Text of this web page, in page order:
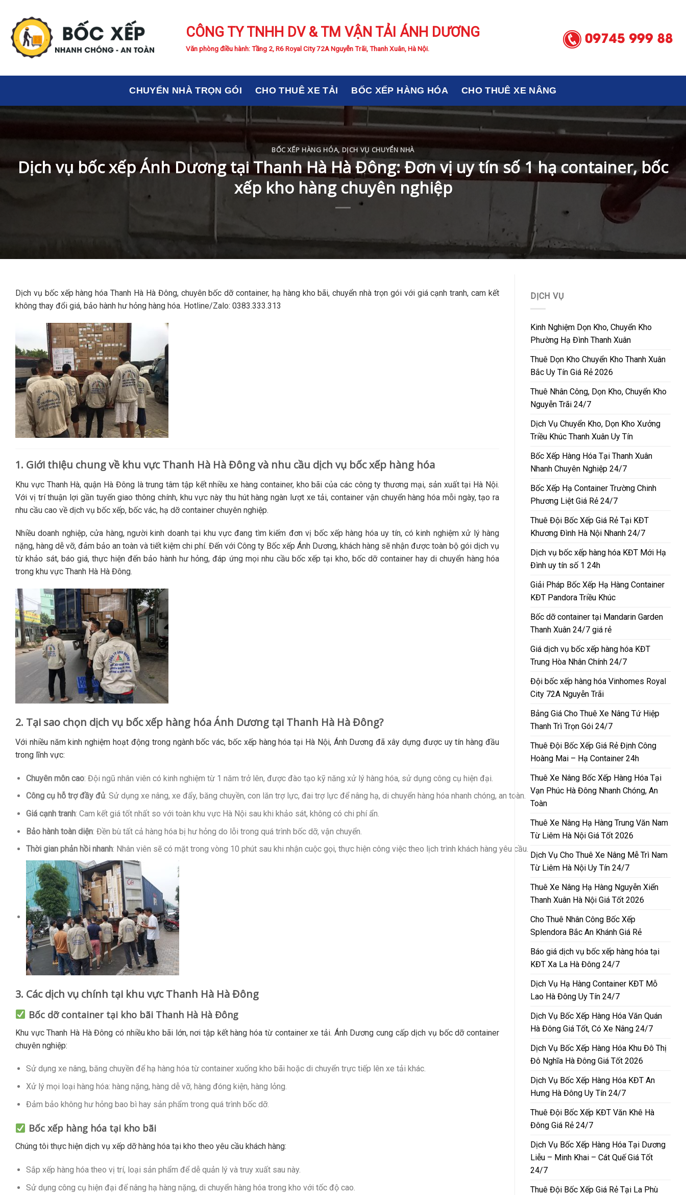
content
CÔNG TY TNHH DV & TM VẬN TẢI ÁNH DƯƠNG
Văn phòng điều hành: Tầng 2, R6 Royal City 72A Nguyễn Trãi, Thanh Xuân, Hà Nội.
CHUYỂN NHÀ TRỌN GÓI CHO THUÊ XE TẢI BỐC XẾP HÀNG HÓA CHO THUÊ XE NÂNG
BỐC XẾP HÀNG HÓA, DỊCH VỤ CHUYỂN NHÀ
Dịch vụ bốc xếp Ánh Dương tại Thanh Hà Hà Đông: Đơn vị uy tín số 1 hạ container, bốc
xếp kho hàng chuyên nghiệp
Dịch vụ bốc xếp hàng hóa Thanh Hà Hà Đông, chuyên bốc dỡ container, hạ hàng kho bãi, chuyển nhà trọn gói với giá cạnh tranh, cam kết
không thay đổi giá, bảo hành hư hỏng hàng hóa. Hotline/Zalo: 0383.333.313
1. Giới thiệu chung về khu vực Thanh Hà Hà Đông và nhu cầu dịch vụ bốc xếp hàng hóa
Khu vực Thanh Hà, quận Hà Đông là trung tâm tập kết nhiều xe hàng container, kho bãi của các công ty thương mại, sản xuất tại Hà Nội.
Với vị trí thuận lợi gần tuyến giao thông chính, khu vực này thu hút hàng ngàn lượt xe tải, container vận chuyển hàng hóa mỗi ngày, tạo ra
nhu cầu cao về dịch vụ bốc xếp, bốc vác, hạ dỡ container chuyên nghiệp.
Nhiều doanh nghiệp, cửa hàng, người kinh doanh tại khu vực đang tìm kiếm đơn vị bốc xếp hàng hóa uy tín, có kinh nghiệm xử lý hàng
nặng, hàng dễ vỡ, đảm bảo an toàn và tiết kiệm chi phí. Đến với Công ty Bốc xếp Ánh Dương, khách hàng sẽ nhận được toàn bộ gói dịch vụ
từ khảo sát, báo giá, thực hiện đến bảo hành hư hỏng, đáp ứng mọi nhu cầu bốc xếp tại kho, bốc dỡ container hay di chuyển hàng hóa
trong khu vực Thanh Hà Hà Đông.
2. Tại sao chọn dịch vụ bốc xếp hàng hóa Ánh Dương tại Thanh Hà Hà Đông?
Với nhiều năm kinh nghiệm hoạt động trong ngành bốc vác, bốc xếp hàng hóa tại Hà Nội, Ánh Dương đã xây dựng được uy tín hàng đầu
trong lĩnh vực:
Chuyên môn cao: Đội ngũ nhân viên có kinh nghiệm từ 1 năm trở lên, được đào tạo kỹ năng xử lý hàng hóa, sử dụng công cụ hiện đại.
Công cụ hỗ trợ đầy đủ: Sử dụng xe nâng, xe đẩy, băng chuyền, con lăn trợ lực, đai trợ lực để nâng hạ, di chuyển hàng hóa nhanh chóng, an toàn.
Giá cạnh tranh: Cam kết giá tốt nhất so với toàn khu vực Hà Nội sau khi khảo sát, không có chi phí ẩn.
Bảo hành toàn diện: Đền bù tất cả hàng hóa bị hư hỏng do lỗi trong quá trình bốc dỡ, vận chuyển.
Thời gian phản hồi nhanh: Nhân viên sẽ có mặt trong vòng 10 phút sau khi nhận cuộc gọi, thực hiện công việc theo lịch trình khách hàng yêu cầu.
3. Các dịch vụ chính tại khu vực Thanh Hà Hà Đông
Bốc dỡ container tại kho bãi Thanh Hà Hà Đông
Khu vực Thanh Hà Hà Đông có nhiều kho bãi lớn, nơi tập kết hàng hóa từ container xe tải. Ánh Dương cung cấp dịch vụ bốc dỡ container
chuyên nghiệp:
Sử dụng xe nâng, băng chuyền để hạ hàng hóa từ container xuống kho bãi hoặc di chuyển trực tiếp lên xe tải khác.
Xử lý mọi loại hàng hóa: hàng nặng, hàng dễ vỡ, hàng đóng kiện, hàng lỏng.
Đảm bảo không hư hỏng bao bì hay sản phẩm trong quá trình bốc dỡ.
Bốc xếp hàng hóa tại kho bãi
Chúng tôi thực hiện dịch vụ xếp dỡ hàng hóa tại kho theo yêu cầu khách hàng:
Sắp xếp hàng hóa theo vị trí, loại sản phẩm để dễ quản lý và truy xuất sau này.
Sử dụng công cụ hiện đại để nâng hạ hàng nặng, di chuyển hàng hóa trong kho với tốc độ cao.
DỊCH VỤ
Kinh Nghiệm Dọn Kho, Chuyển Kho
Phường Hạ Đình Thanh Xuân
Thuê Dọn Kho Chuyển Kho Thanh Xuân
Bắc Uy Tín Giá Rẻ 2026
Thuê Nhân Công, Dọn Kho, Chuyển Kho
Nguyễn Trãi 24/7
Dịch Vụ Chuyển Kho, Dọn Kho Xưởng
Triều Khúc Thanh Xuân Uy Tín
Bốc Xếp Hàng Hóa Tại Thanh Xuân
Nhanh Chuyên Nghiệp 24/7
Bốc Xếp Hạ Container Trường Chinh
Phương Liệt Giá Rẻ 24/7
Thuê Đội Bốc Xếp Giá Rẻ Tại KĐT
Khương Đình Hà Nội Nhanh 24/7
Dịch vụ bốc xếp hàng hóa KĐT Mới Hạ
Đình uy tín số 1 24h
Giải Pháp Bốc Xếp Hạ Hàng Container
KĐT Pandora Triều Khúc
Bốc dỡ container tại Mandarin Garden
Thanh Xuân 24/7 giá rẻ
Giá dịch vụ bốc xếp hàng hóa KĐT
Trung Hòa Nhân Chính 24/7
Đội bốc xếp hàng hóa Vinhomes Royal
City 72A Nguyễn Trãi
Bảng Giá Cho Thuê Xe Nâng Tứ Hiệp
Thanh Trì Trọn Gói 24/7
Thuê Đội Bốc Xếp Giá Rẻ Định Công
Hoàng Mai – Hạ Container 24h
Thuê Xe Nâng Bốc Xếp Hàng Hóa Tại
Vạn Phúc Hà Đông Nhanh Chóng, An
Toàn
Thuê Xe Nâng Hạ Hàng Trung Văn Nam
Từ Liêm Hà Nội Giá Tốt 2026
Dịch Vụ Cho Thuê Xe Nâng Mễ Trì Nam
Từ Liêm Hà Nội Uy Tín 24/7
Thuê Xe Nâng Hạ Hàng Nguyễn Xiển
Thanh Xuân Hà Nội Giá Tốt 2026
Cho Thuê Nhân Công Bốc Xếp
Splendora Bắc An Khánh Giá Rẻ
Báo giá dịch vụ bốc xếp hàng hóa tại
KĐT Xa La Hà Đông 24/7
Dịch Vụ Hạ Hàng Container KĐT Mỗ
Lao Hà Đông Uy Tín 24/7
Dịch Vụ Bốc Xếp Hàng Hóa Văn Quán
Hà Đông Giá Tốt, Có Xe Nâng 24/7
Dịch Vụ Bốc Xếp Hàng Hóa Khu Đô Thị
Đô Nghĩa Hà Đông Giá Tốt 2026
Dịch Vụ Bốc Xếp Hàng Hóa KĐT An
Hưng Hà Đông Uy Tín 24/7
Thuê Đội Bốc Xếp KĐT Văn Khê Hà
Đông Giá Rẻ 24/7
Dịch Vụ Bốc Xếp Hàng Hóa Tại Dương
Liễu – Minh Khai – Cát Quế Giá Tốt
24/7
Thuê Đội Bốc Xếp Giá Rẻ Tại La Phù